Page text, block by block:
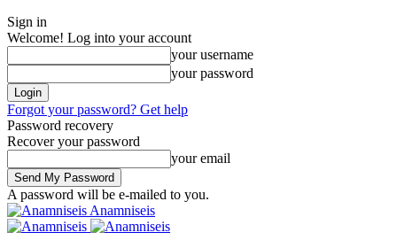
Sign in
Welcome! Log into your account
your username
your password
Forgot your password? Get help
Password recovery
Recover your password
your email
A password will be e-mailed to you.
Anamniseis